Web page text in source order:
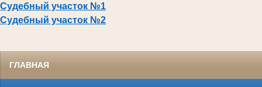
Судебный участок №1
Судебный участок №2
ГЛАВНАЯ